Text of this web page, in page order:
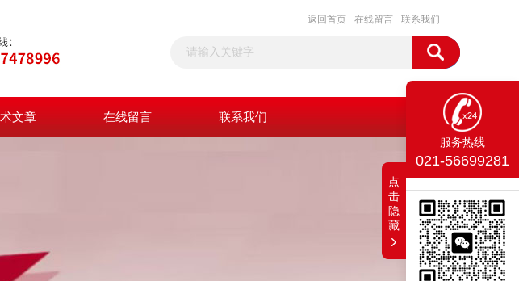
返回首页 在线留言 联系我们
文章 在线留言 联系我们
服务热线
021-56699281
点
击
隐
藏